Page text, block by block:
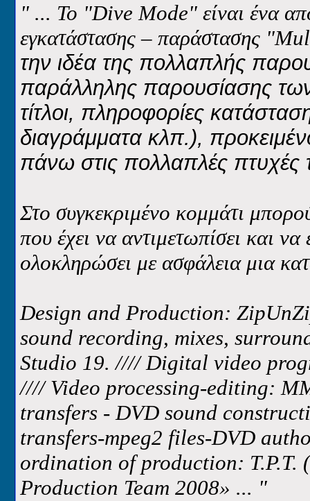
" ... Το "Dive Mode" είναι ένα
εγκατάστασης – παράστασης
την ιδέα της πολλαπλής
παράλληλης παρουσίασης
τίτλοι, πληροφορίες
διαγράμματα κλπ.),
πάνω στις πολλαπλές πτυχές
Στο συγκεκριμένο κομμάτι
που έχει να αντιμετωπίσει και
ολοκληρώσει με ασφάλεια μια
Design and Production:
sound recording, mixes,
Studio 19. //// Digital video
//// Video processing-editing:
transfers - DVD sound
transfers-mpeg2 files-DVD
ordination of production: T.P.T.
Production Team 2008» ... "